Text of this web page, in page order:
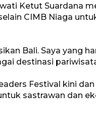
Ketut Suardana
CIMB Niaga
Bali. Saya yang
destinasi
Festival kini
sastrawan dan